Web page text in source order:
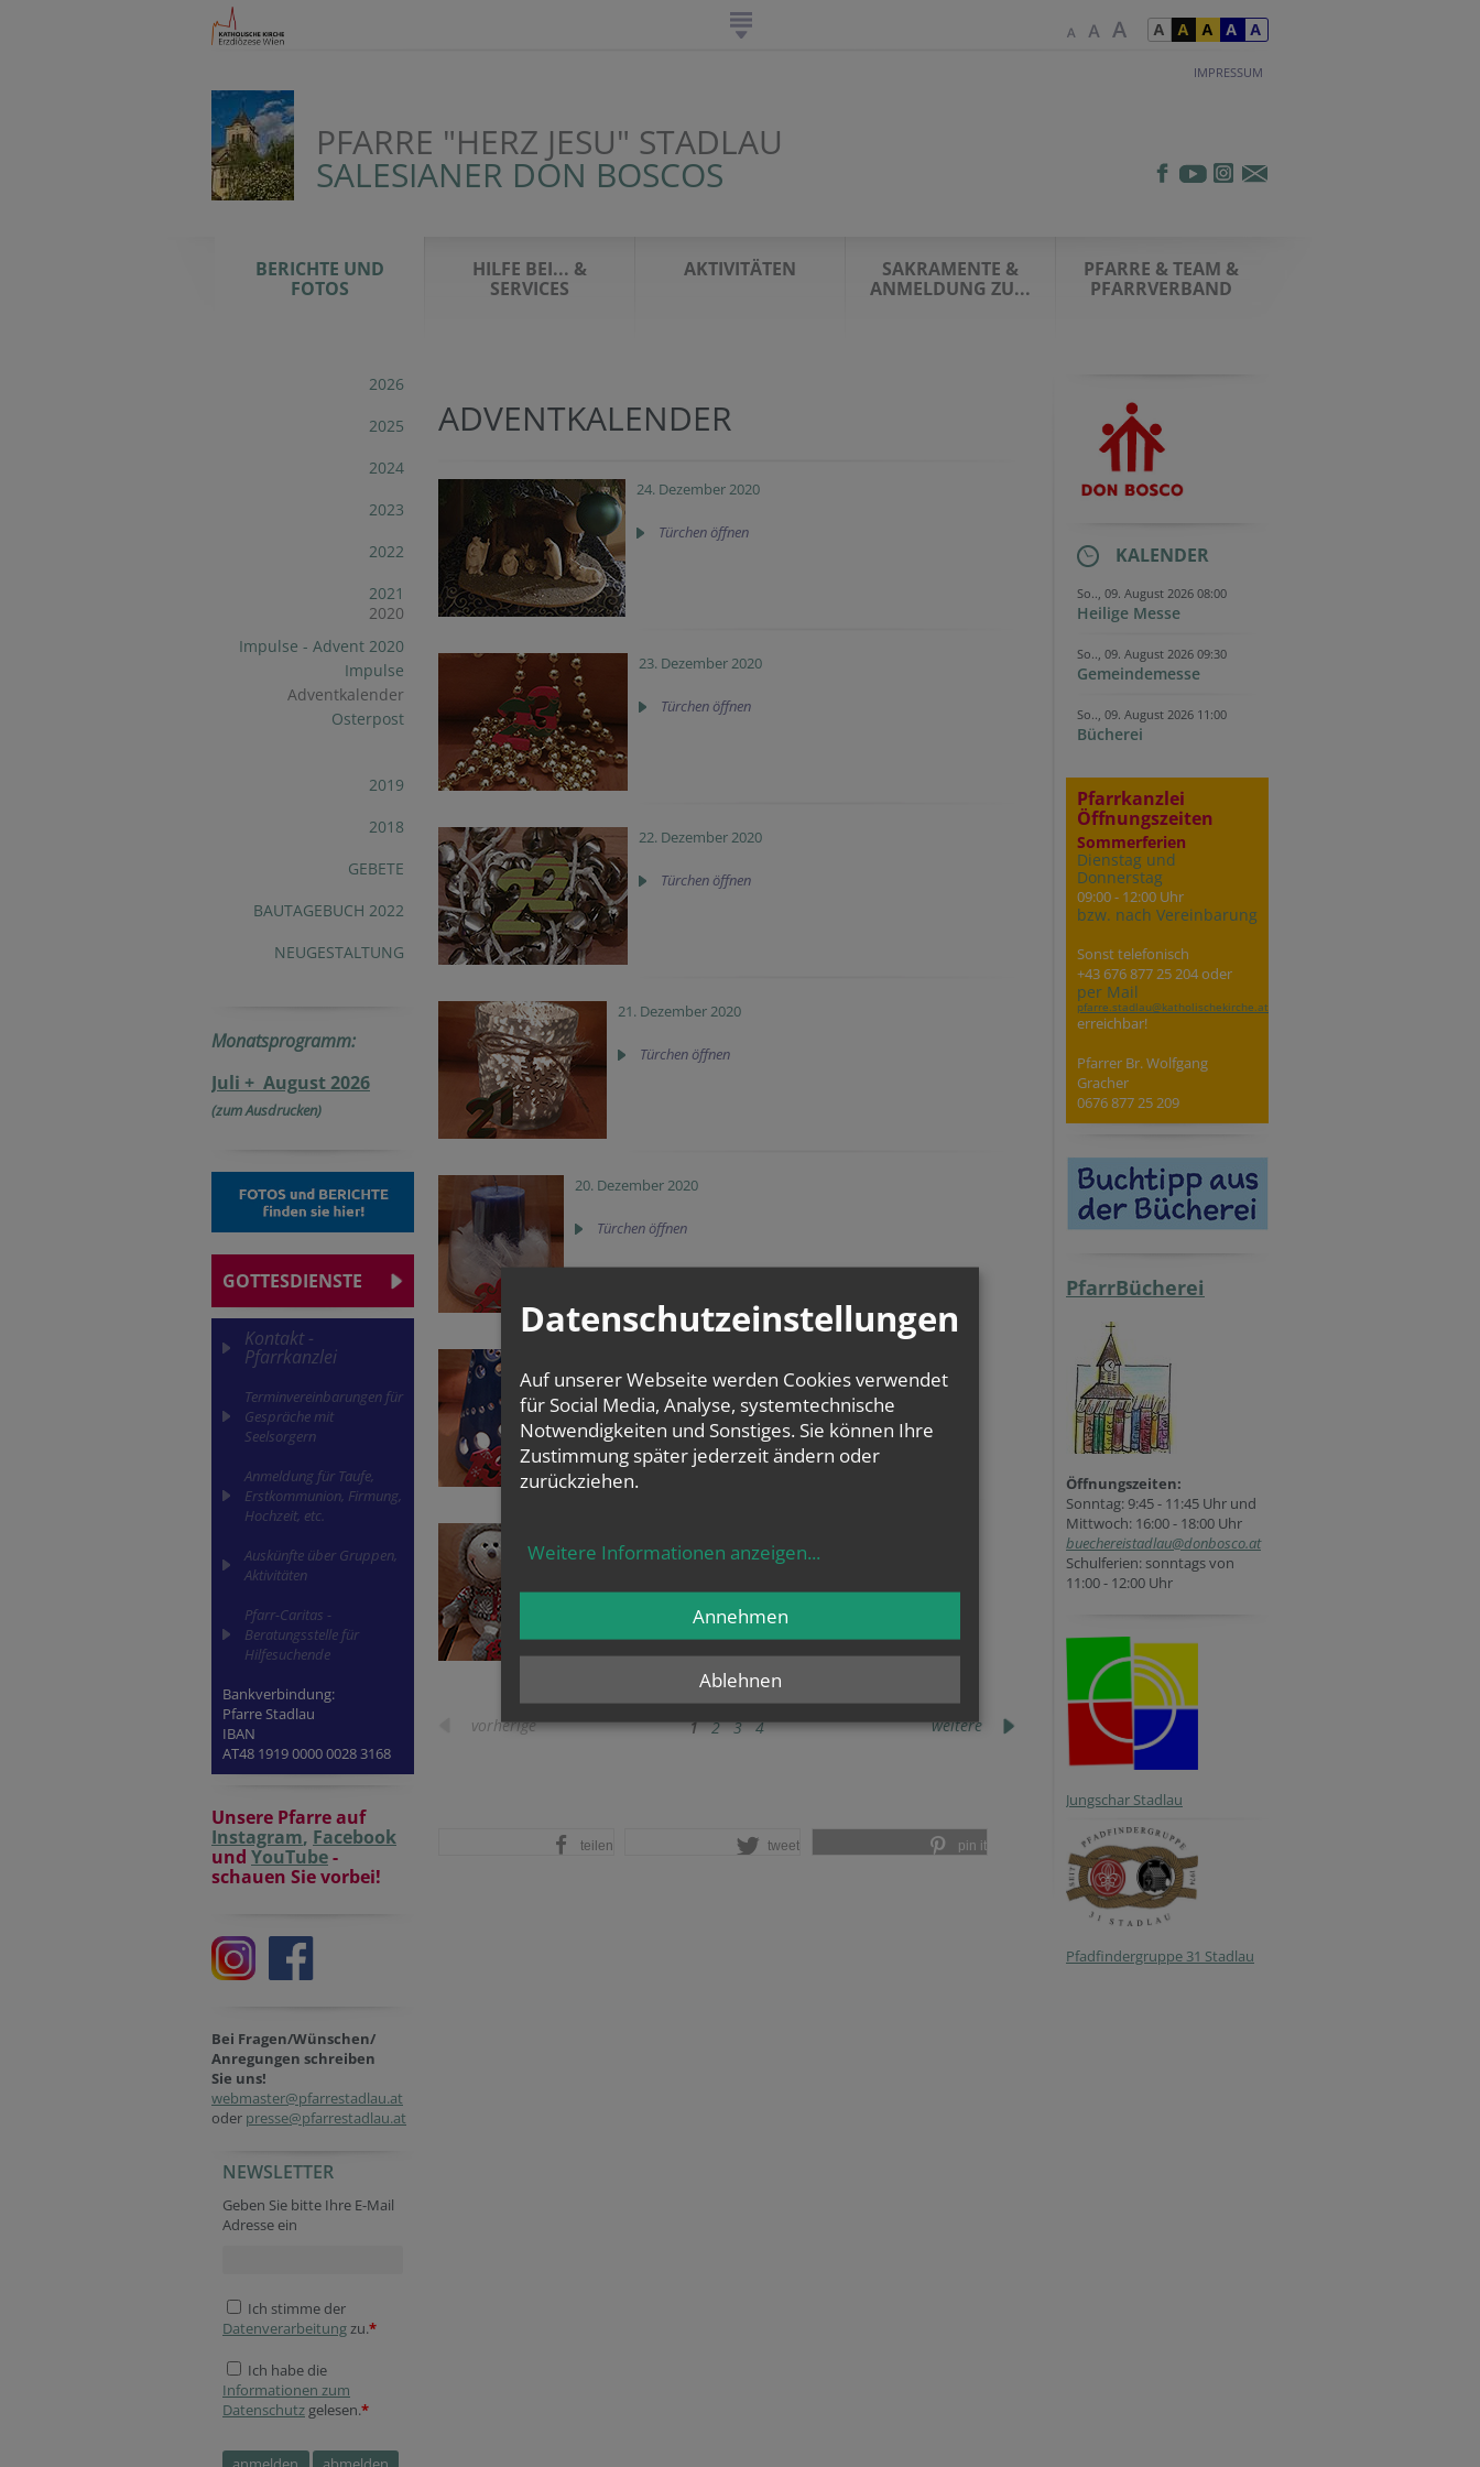
IMPRESSUM
PFARRE "HERZ JESU" STADLAU
SALESIANER DON BOSCOS
BERICHTE UND
FOTOS
HILFE BEI... &
SERVICES
AKTIVITÄTEN
SAKRAMENTE &
ANMELDUNG ZU...
PFARRE & TEAM &
PFARRVERBAND
2026
2025
2024
2023
2022
2021
2020
Impulse - Advent 2020
Impulse
Adventkalender
Osterpost
2019
2018
GEBETE
BAUTAGEBUCH 2022
NEUGESTALTUNG
Monatsprogramm:
Juli + August 2026
(zum Ausdrucken)
GOTTESDIENSTE
Kontakt -
Pfarrkanzlei
Terminvereinbarungen für
Gespräche mit
Seelsorgern
Anmeldung für Taufe,
Erstkommunion, Firmung,
Hochzeit, etc.
Auskünfte über Gruppen,
Aktivitäten
Pfarr-Caritas -
Beratungsstelle für
Hilfesuchende
Bankverbindung:
Pfarre Stadlau
IBAN
AT48 1919 0000 0028 3168
Unsere Pfarre auf
Instagram, Facebook
und YouTube-
schauen Sie vorbei!
Bei Fragen/Wünschen/
Anregungen schreiben
Sie uns!
webmaster@pfarrestadlau.at
oder presse@pfarrestadlau.at
NEWSLETTER
Geben Sie bitte Ihre E-Mail
Adresse ein
Ich stimme der
Datenverarbeitungzu.*
Ich habe die
Informationen zum
Datenschutz gelesen.*
ADVENTKALENDER
24. Dezember 2020
Türchen öffnen
23. Dezember 2020
Türchen öffnen
22. Dezember 2020
Türchen öffnen
21. Dezember 2020
Türchen öffnen
20. Dezember 2020
Türchen öffnen
Türchen öffnen
vorherige 1 2 3 4 weitere
teilen tweet pin it
KALENDER
So.., 09. August 2026 08:00
Heilige Messe
So.., 09. August 2026 09:30
Gemeindemesse
So.., 09. August 2026 11:00
Bücherei
Pfarrkanzlei
Öffnungszeiten
Sommerferien
Dienstag und
Donnerstag
09:00 - 12:00 Uhr
bzw. nach Vereinbarung
Sonst telefonisch
+43 676 877 25 204 oder
per Mail
pfarre.stadlau@katholischekirche.at
erreichbar!
Pfarrer Br. Wolfgang
Gracher
0676 877 25 209
PfarrBücherei
Öffnungszeiten:
Sonntag: 9:45 - 11:45 Uhr und
Mittwoch: 16:00 - 18:00 Uhr
buechereistadlau@donbosco.at
Schulferien: sonntags von
11:00 - 12:00 Uhr
Jungschar Stadlau
Pfadfindergruppe 31 Stadlau
Datenschutzeinstellungen
Auf unserer Webseite werden Cookies verwendet
für Social Media, Analyse, systemtechnische
Notwendigkeiten und Sonstiges. Sie können Ihre
Zustimmung später jederzeit ändern oder
zurückziehen.
Weitere Informationen anzeigen...
Ablehnen
Annehmen